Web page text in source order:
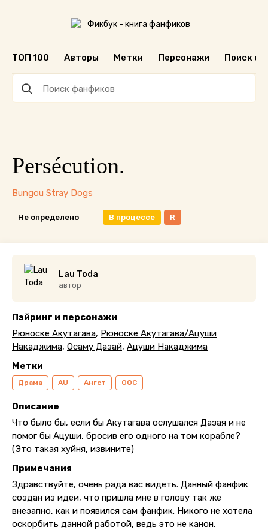
ТОП 100 Авторы Метки Персонажи Поиск
Persécution.
Bungou Stray Dogs
Не определено В процессе R
Lau Toda
автор
Пэйринг и персонажи
Рюноске Акутагава, Рюноске Акутагава/Ацуши
Накаджима, Осаму Дазай, Ацуши Накаджима
Метки
Драма AU Ангст ООС
Описание
Что было бы, если бы Акутагава ослушался Дазая и не
помог бы Ацуши, бросив его одного на том корабле?
(Это такая хуйня, извините)
Примечания
Здравствуйте, очень рада вас видеть. Данный фанфик
создан из идеи, что пришла мне в голову так же
внезапно, как и появился сам фанфик. Никого не хотела
оскорбить данной работой, ведь это не канон.